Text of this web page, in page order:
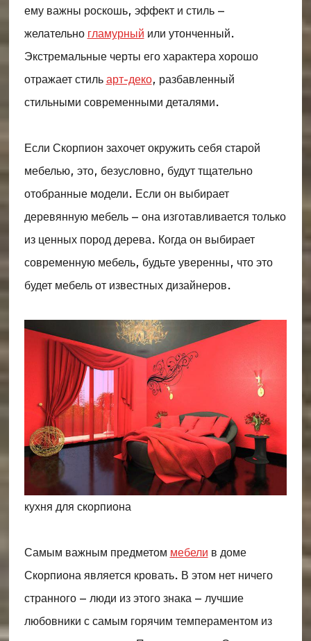
ему важны роскошь, эффект и стиль –
желательно гламурный или утонченный.
Экстремальные черты его характера хорошо
отражает стильарт-деко, разбавленный
стильными современными деталями.
Если Скорпион захочет окружить себя старой
мебелью, это, безусловно, будут тщательно
отобранные модели. Если он выбирает
деревянную мебель – она ​​изготавливается только
из ценных пород дерева. Когда он выбирает
современную мебель, будьте уверенны, что это
будет мебель от известных дизайнеров.
кухня для скорпиона
Самым важным предметом мебели в доме
Скорпиона является кровать. В этом нет ничего
странного – люди из этого знака – лучшие
любовники с самым горячим темпераментом из